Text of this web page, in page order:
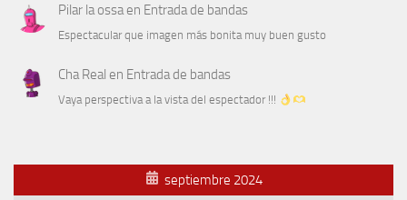
Pilar la ossaen Entrada de bandas
Espectacular que imagen más bonita muy buen gusto
Cha Real en Entrada de bandas
Vaya perspectiva a la vista del espectador !!!
septiembre 2024